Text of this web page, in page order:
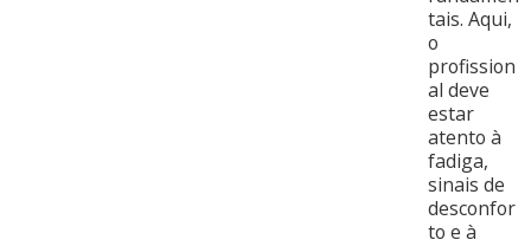
tais. Aqui,
o
profission
al deve
estar
atento à
fadiga,
sinais de
desconfor
to e à